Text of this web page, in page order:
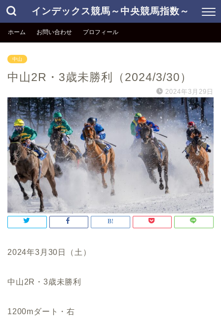
インデックス競馬～中央競馬指数～
ホーム お問い合わせ プロフィール
中山
中山2R・3歳未勝利（2024/3/30）
2024年3月29日
2024年3月30日（土）
中山2R・3歳未勝利
1200mダート・右